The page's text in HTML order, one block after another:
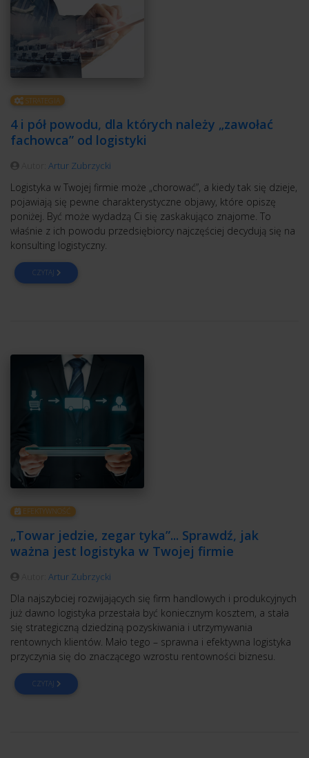
STRATEGIA
4 i pół powodu, dla których należy „zawołać
fachowca” od logistyki
Artur Zubrzycki
Logistyka w Twojej firmie może „chorować”, a kiedy tak się dzieje,
pojawiają się pewne charakterystyczne objawy, które opiszę
poniżej. Być może wydadzą Ci się zaskakująco znajome. To
właśnie z ich powodu przedsiębiorcy najczęściej decydują się na
konsulting logistyczny.
CZYTAJ
EFEKTYWNOŚĆ
„Towar jedzie, zegar tyka”... Sprawdź, jak
ważna jest logistyka w Twojej firmie
Artur Zubrzycki
Dla najszybciej rozwijających się firm handlowych i produkcyjnych
już dawno logistyka przestała być koniecznym kosztem, a stała
się strategiczną dziedziną pozyskiwania i utrzymywania
rentownych klientów. Mało tego – sprawna i efektywna logistyka
przyczynia się do znaczącego wzrostu rentowności biznesu.
CZYTAJ